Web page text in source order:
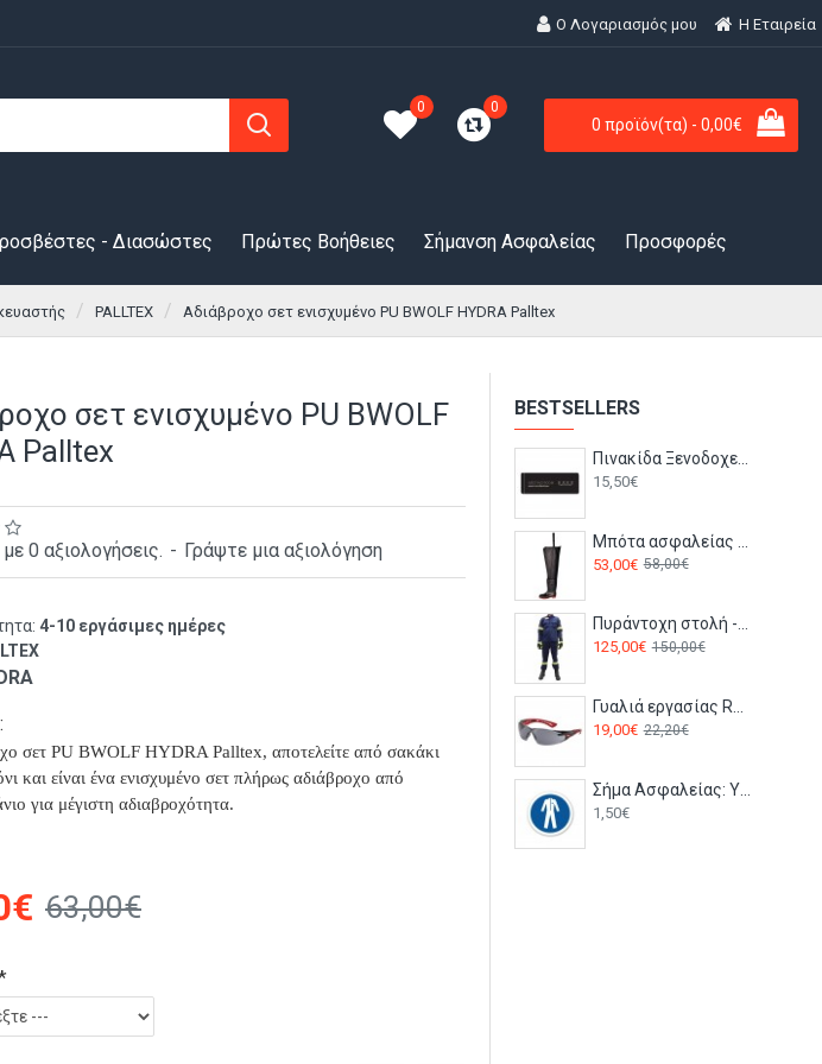
Ο Λογαριασμός μου H Εταιρεία
0 0
0 προϊόν(τα) - 0,00€
- Διασώστες Πρώτες Βοήθειες Σήμανση Ασφαλείας Προσφορές
PALLTEX Αδιάβροχο σετ ενισχυμένο PU BWOLF HYDRA Palltex
σετ ενισχυμένο PU BWOLF
Palltex
4-10 εργάσιμες ημέρες
0 αξιολογήσεις. - Γράψτε μια αξιολόγηση
σετ PU BWOLF HYDRA Palltex, αποτελείτε από σακάκι
και είναι ένα ενισχυμένο σετ πλήρως αδιάβροχο από
για μέγιστη αδιαβροχότητα.
63,00€
BESTSELLERS
Πινακίδα Ξενοδοχείου: Χώρος Συνεδριάσεων - Meeting Room HTA35
15,50€
53,00€ 58,00€
Πυράντοχη στολή - ΣΕΤ- Διασωστών Εθελοντών RESC1 Pegasos Safety
125,00€ 150,00€
19,00€ 22,20€
Σήμα Ασφαλείας: Υποχρεωτική Χρήση Φόρμας Εργασίας - Y07
1,50€